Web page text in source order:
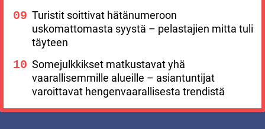
Turistit soittivat hätänumeroon
uskomattomasta syystä – pelastajien mitta tuli
täyteen
Somejulkkikset matkustavat yhä
vaarallisemmille alueille – asiantuntijat
varoittavat hengenvaarallisesta trendistä